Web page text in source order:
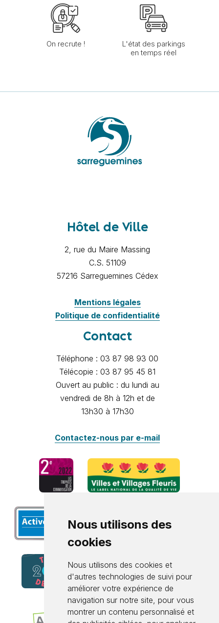
Nous utilisons des
cookies
Nous utilisons des cookies et
d'autres technologies de suivi pour
améliorer votre expérience de
navigation sur notre site, pour vous
montrer un contenu personnalisé et
On recrute !
L'état des parkings
en temps réel
Hôtel de Ville
2, rue du Maire Massing
C.S. 51109
57216 Sarreguemines Cédex
Mentions légales
Politique de confidentialité
Contact
Téléphone : 03 87 98 93 00
Télécopie : 03 87 95 45 81
Ouvert au public : du lundi au
vendredi de 8h à 12h et de
13h30 à 17h30
Contactez-nous par e-mail